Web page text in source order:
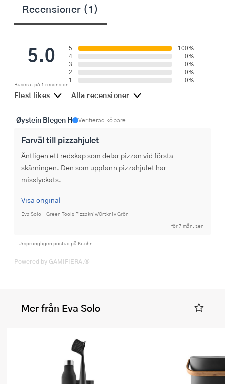
Recensioner (1)
5.0
Baserat på 1 recension
5
100%
4
0%
3
0%
2
0%
1
0%
Flest likes Alla recensioner
Øystein Blegen H Verifierad köpare
Farväl till pizzahjulet
Äntligen ett redskap som delar pizzan vid första
skärningen. Den som uppfann pizzahjulet har
misslyckats.
Visa original
Eva Solo - Green Tools Pizzakniv/Örtkniv Grön
för 7 mån. sen
Ursprungligen postad på Kitchn
Powered by GAMIFIERA.®
Mer från Eva Solo